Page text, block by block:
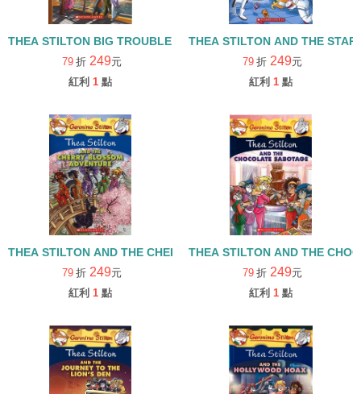
THEA STILTON BIG TROUBLE IN THE BIG APPLE#8
79 折 249元
紅利 1 點
THEA STILTON AND THE STAR
79 折 249元
紅利 1 點
THEA STILTON AND THE CHERRY BLOSSOM ADVENTURE#6
79 折 249元
紅利 1 點
THEA STILTON AND THE
79 折 249元
紅利 1 點